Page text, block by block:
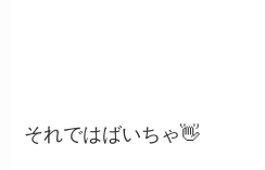
それではばいちゃ👋